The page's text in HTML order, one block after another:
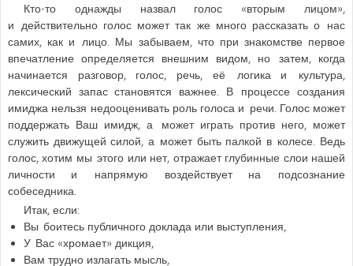
Кто-то однажды назвал голос «вторым лицом»,
и действительно голос может так же много рассказать о нас
самих, как и лицо. Мы забываем, что при знакомстве первое
впечатление определяется внешним видом, но затем, когда
начинается разговор, голос, речь, её логика и культура,
лексический запас становятся важнее. В процессе создания
имиджа нельзя недооценивать роль голоса и речи. Голос может
поддержать Ваш имидж, а может играть против него, может
служить движущей силой, а может быть палкой в колесе. Ведь
голос, хотим мы этого или нет, отражает глубинные слои нашей
личности и напрямую воздействует на подсознание
собеседника.
Итак, если:
Вы боитесь публичного доклада или выступления,
У Вас «хромает» дикция,
Вам трудно излагать мысль,